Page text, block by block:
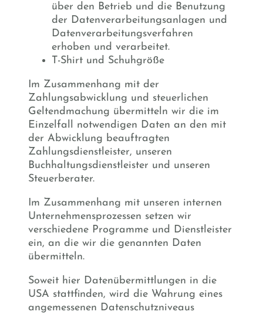
über den Betrieb und die Benutzung
der Datenverarbeitungsanlagen und
Datenverarbeitungsverfahren
erhoben und verarbeitet.
T-Shirt und Schuhgröße
Im Zusammenhang mit der
Zahlungsabwicklung und steuerlichen
Geltendmachung übermitteln wir die im
Einzelfall notwendigen Daten an den mit
der Abwicklung beauftragten
Zahlungsdienstleister, unseren
Buchhaltungsdienstleister und unseren
Steuerberater.
Im Zusammenhang mit unseren internen
Unternehmensprozessen setzen wir
verschiedene Programme und Dienstleister
ein, an die wir die genannten Daten
übermitteln.
Soweit hier Datenübermittlungen in die
USA stattfinden, wird die Wahrung eines
angemessenen Datenschutzniveaus